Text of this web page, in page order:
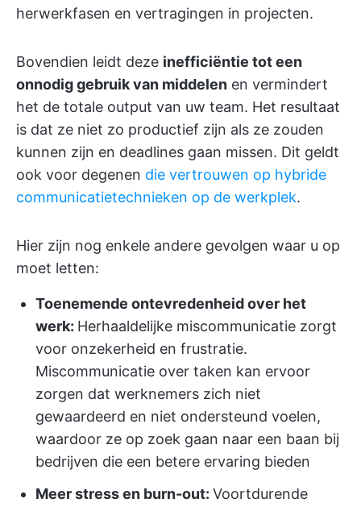
herwerkfasen en vertragingen in projecten.
Bovendien leidt deze inefficiëntie tot een
onnodig gebruik van middelen en vermindert
het de totale output van uw team. Het resultaat
is dat ze niet zo productief zijn als ze zouden
kunnen zijn en deadlines gaan missen. Dit geldt
ook voor degenen die vertrouwen op hybride
communicatietechnieken op de werkplek.
Hier zijn nog enkele andere gevolgen waar u op
moet letten:
Toenemende ontevredenheid over het
werk: Herhaaldelijke miscommunicatie zorgt
voor onzekerheid en frustratie.
Miscommunicatie over taken kan ervoor
zorgen dat werknemers zich niet
gewaardeerd en niet ondersteund voelen,
waardoor ze op zoek gaan naar een baan bij
bedrijven die een betere ervaring bieden
Meer stress en burn-out: Voortdurende